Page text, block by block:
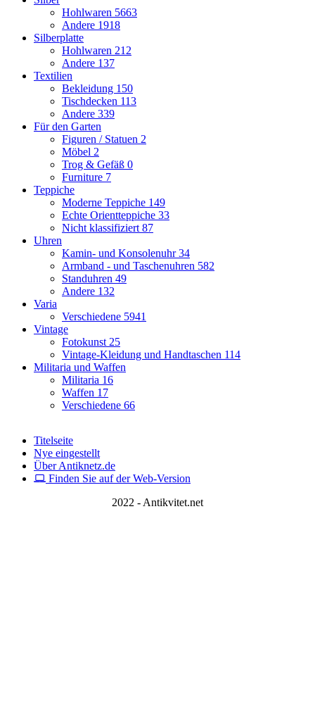
Hohlwaren 5663
Andere 1918
Silberplatte
Hohlwaren 212
Andere 137
Textilien
Bekleidung 150
Tischdecken 113
Andere 339
Für den Garten
Figuren / Statuen 2
Möbel 2
Trog & Gefäß 0
Furniture 7
Teppiche
Moderne Teppiche 149
Echte Orientteppiche 33
Nicht klassifiziert 87
Uhren
Kamin- und Konsolenuhr34
Armband - und Taschenuhren 582
Standuhren 49
Andere 132
Varia
Verschiedene 5941
Vintage
Fotokunst 25
Vintage-Kleidung und Handtaschen 114
Militaria und Waffen
Militaria 16
Waffen 17
Verschiedene 66
Titelseite
Nye eingestellt
Über Antiknetz.de
Finden Sie auf der Web-Version
2022 - Antikvitet.net